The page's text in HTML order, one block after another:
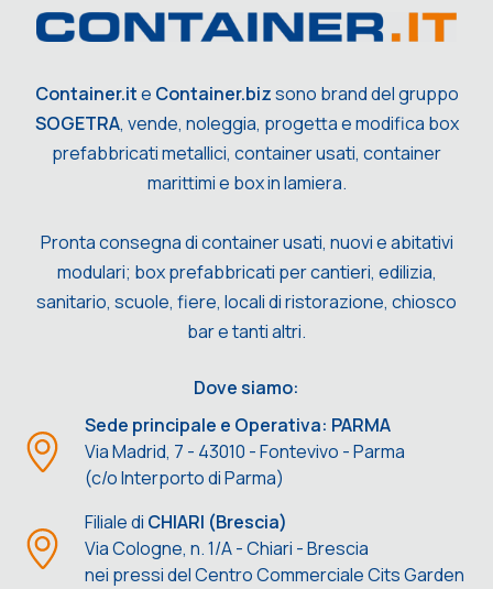
Container.ite Container.bizsono brand del gruppo
SOGETRA, vende, noleggia, progetta e modifica box
prefabbricati metallici, container usati, container
marittimi e box in lamiera.
Pronta consegna di container usati, nuovi e abitativi
modulari; box prefabbricati per cantieri, edilizia,
sanitario, scuole, fiere, locali di ristorazione, chiosco
bar e tanti altri.
Dove siamo:
Sede principale e Operativa: PARMA
Via Madrid, 7 - 43010 - Fontevivo - Parma
(c/o Interporto di Parma)
Filiale di CHIARI (Brescia)
Via Cologne, n. 1/A - Chiari - Brescia
nei pressi del Centro Commerciale Cits Garden